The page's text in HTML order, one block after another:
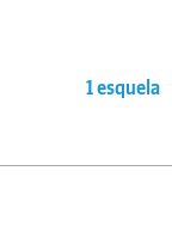
1 esquela